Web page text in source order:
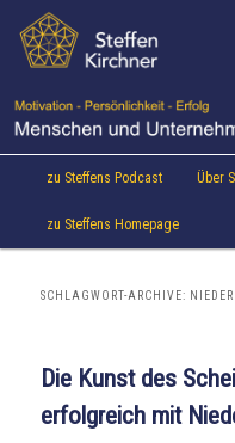
Inhalt
wechseln
sekundären
Inhalt
Steffen Kirchner
Aktuelles von Speaker &
Hauptmenü
zu Steffens Podcast Über
zu Steffens Homepage
SCHLAGWORT-ARCHIVE:
Die Kunst des
erfolgreich mit